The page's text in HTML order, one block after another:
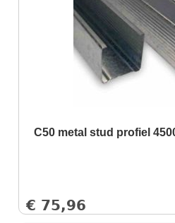
C50 metal stud profiel
€ 75,96